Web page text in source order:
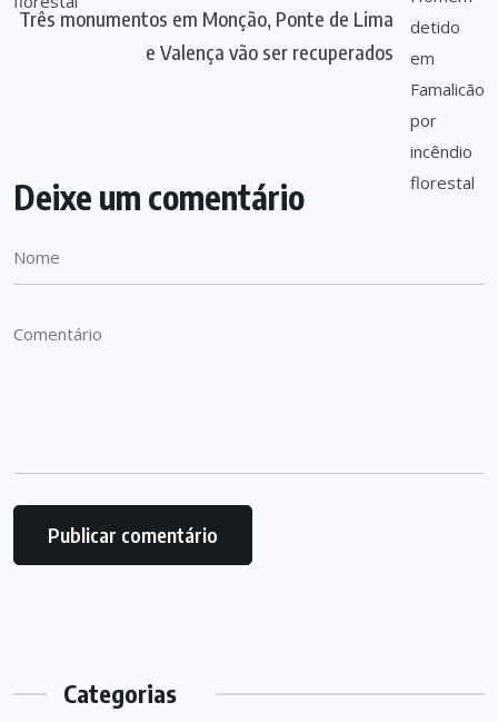
Três monumentos em Monção, Ponte de Lima
e Valença vão ser recuperados
Deixe um comentário
Categorias